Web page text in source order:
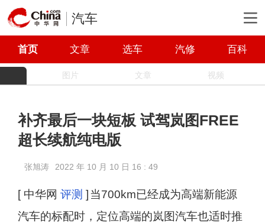
汽车
首页 文章 选车 汽修 百科
图片 文章 视频
补齐最后一块短板 试驾岚图FREE
超长续航纯电版
张旭涛 2022 年 10 月 10 日 16 : 49
[ 中华网 评测 ] 当700km已经成为高端新能源
汽车的标配时，定位高端的岚图汽车也适时推